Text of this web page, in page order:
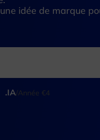
idée de marque
.IA/Année €4